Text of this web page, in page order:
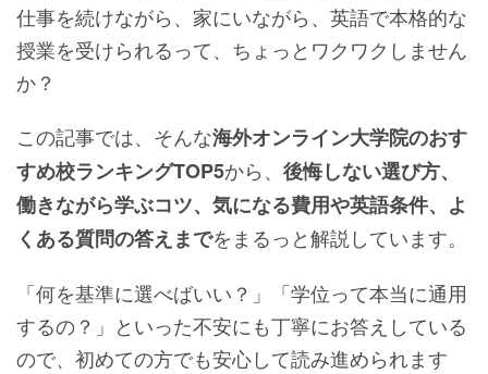
仕事を続けながら、家にいながら、英語で本格的な
授業を受けられるって、ちょっとワクワクしません
か？
この記事では、そんな海外オンライン大学院のおす
すめ校ランキングTOP5から、 後悔しない選び方、
働きながら学ぶコツ、気になる費用や英語条件、よ
くある質問の答えまでをまるっと解説しています。
「何を基準に選べばいい？」「学位って本当に通用
するの？」といった不安にも丁寧にお答えしている
ので、初めての方でも安心して読み進められます